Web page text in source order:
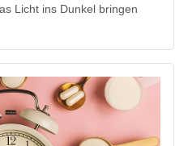
Licht ins Dunkel bringen